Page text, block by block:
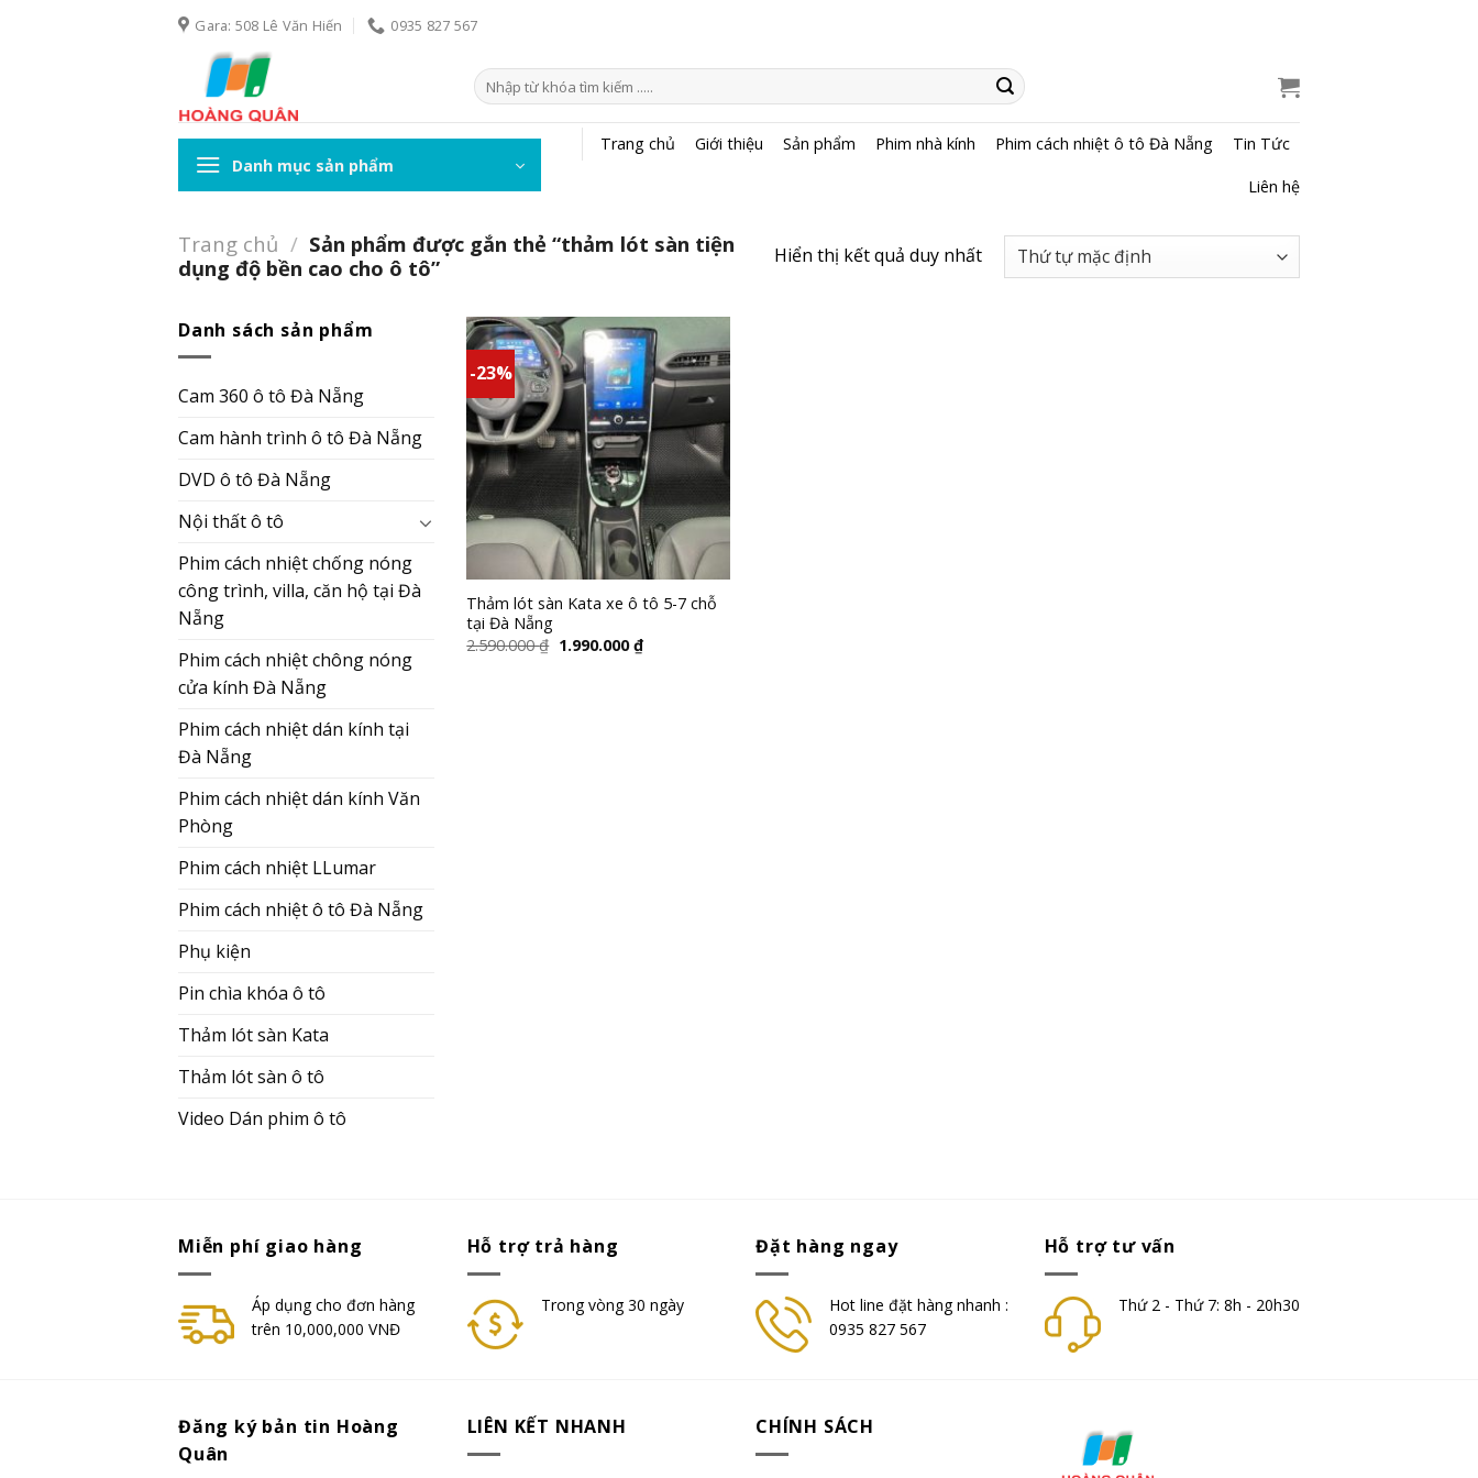
Gara: 508 Lê Văn Hiến 0935 827 567
Tìm
kiếm:
Danh mục sản phẩm
Trang chủ Giới thiệu Sản phẩm Phim nhà kính Phim cách nhiệt ô tô Đà Nẵng Tin Tức
Liên hệ
Trang chủ / Sản phẩm được gắn thẻ “thảm lót sàn tiện
dụng độ bền cao cho ô tô”
Hiển thị kết quả duy nhất
Danh sách sản phẩm
Cam 360 ô tô Đà Nẵng
Cam hành trình ô tô Đà Nẵng
DVD ô tô Đà Nẵng
Nội thất ô tô
Phim cách nhiệt chống nóng
công trình, villa, căn hộ tại Đà
Nẵng
Phim cách nhiệt chông nóng
cửa kính Đà Nẵng
Phim cách nhiệt dán kính tại
Đà Nẵng
Phim cách nhiệt dán kính Văn
Phòng
Phim cách nhiệt LLumar
Phim cách nhiệt ô tô Đà Nẵng
Phụ kiện
Pin chìa khóa ô tô
Thảm lót sàn Kata
Thảm lót sàn ô tô
Video Dán phim ô tô
-23%
Add to
wishlist
Thảm lót sàn Kata xe ô tô 5-7 chỗ
tại Đà Nẵng
2.590.000₫ 1.990.000₫
Miễn phí giao hàng
Áp dụng cho đơn hàng
trên 10,000,000 VNĐ
Hỗ trợ trả hàng
Trong vòng 30 ngày
Đặt hàng ngay
Hot line đặt hàng nhanh :
0935 827 567
Hỗ trợ tư vấn
Thứ 2 - Thứ 7: 8h - 20h30
Đăng ký bản tin Hoàng
Quân
LIÊN KẾT NHANH CHÍNH SÁCH